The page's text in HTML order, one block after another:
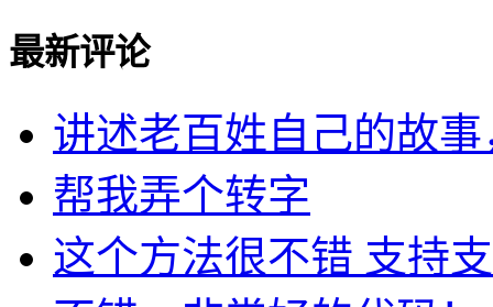
最新评论
讲述老百姓自己的故事
帮我弄个转字
这个方法很不错 支持